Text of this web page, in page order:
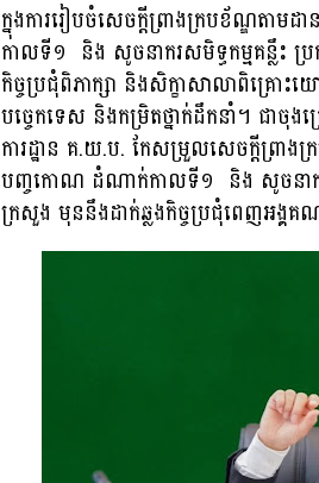
ក្នុងការរៀបចំសេចក្ដីព្រាងក្របខ័ណ្ឌតាម
កាលទី១ និង សូចនាករសមិទ្ធកម្មគន្លឹះ
កិច្ចប្រជុំពិភាក្សា និងសិក្ខាសាលាពិគ្រោ
បច្ចេកទេស និងកម្រិតថ្នាក់ដឹកនាំ។ ជាចុង
ការដ្ឋាន គ.យ.ប. កែសម្រួលសេចក្តីព្រាងក្
បញ្ចកោណ ដំណាក់កាលទី១ និង សូចនាករសមិ
ក្រសួង មុននឹងដាក់ឆ្លងកិច្ចប្រជុំពេញអង្គគ